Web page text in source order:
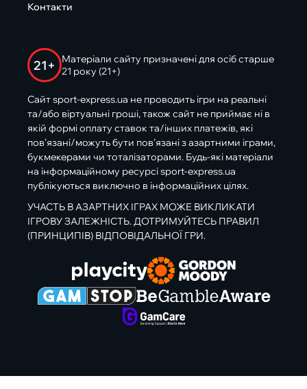
Контакти
21+
Матеріали сайту призначені для осіб старше
21 року (21+)
Сайт sport-express.ua не проводить ігри на реальні
та/або віртуальні гроші, також сайт не приймає ні в
якій формі оплату ставок та/інших платежів, які
пов’язані/можуть бути пов’язані з азартними іграми,
букмекерами чи тоталізаторами. Будь-які матеріали
на інформаційному ресурсі sport-express.ua
публікуються виключно в інформаційних цілях.
УЧАСТЬ В АЗАРТНИХ ІГРАХ МОЖЕ ВИКЛИКАТИ
ІГРОВУ ЗАЛЕЖНІСТЬ. ДОТРИМУЙТЕСЬ ПРАВИЛ
(ПРИНЦИПІВ) ВІДПОВІДАЛЬНОЇ ГРИ.